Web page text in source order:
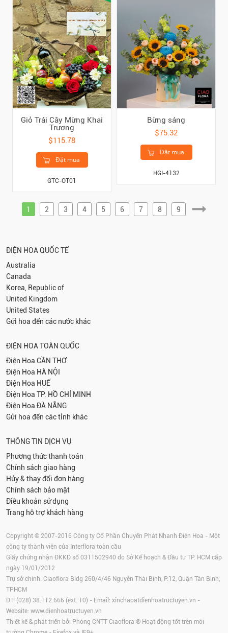
Giỏ Trái Cây Mừng Khai
Trương
$115.78
Đặt mua
GTC-OT01
Bừng sáng
$75.32
Đặt mua
HGI-4132
1 2 3 4 5 6 7 8 9
ĐIỆN HOA QUỐC TẾ
Australia
Canada
Korea, Republic of
United Kingdom
United States
Gửi hoa đến các nước khác
ĐIỆN HOA TOÀN QUỐC
Điện Hoa CẦN THƠ
Điện Hoa HÀ NỘI
Điện Hoa HUẾ
Điện Hoa TP. HỒ CHÍ MINH
Điện Hoa ĐÀ NẴNG
Gửi hoa đến các tỉnh khác
THÔNG TIN DỊCH VỤ
Phương thức thanh toán
Chính sách giao hàng
Hủy & thay đổi đơn hàng
Chính sách bảo mật
Điều khoản sử dụng
Trang hỗ trợ khách hàng
Copyright © 2007-2016 Công ty Cổ Phần Chuyển Phát Nhanh Điện Hoa - Một
công ty thành viên của Interflora toàn cầu
Giấy chứng nhận ĐKKD số 0311502940 do Sở Kế hoạch & Đầu tư TP. HCM cấp
ngày 19/01/2012
Trụ sở chính: Ciaoflora Bldg 260/4/46 Nguyễn Thái Bình, P.12, Quận Tân Bình,
TPHCM
ĐT: (028) 38.112.666 (ext. 10) - Email: xinchaoatdienhoatructuyen.vn -
Website: www.dienhoatructuyen.vn
Thiết kế & phát triển bởi Phòng CNTT Ciaoflora ® Hoạt động tốt trên môi